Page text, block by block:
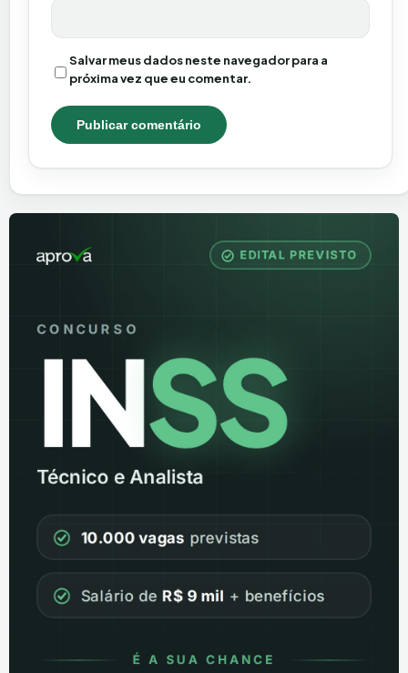
Salvar meus dados neste navegador para a
próxima vez que eu comentar.